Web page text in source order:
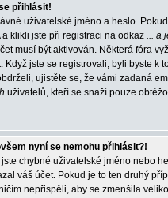
přihlásit!
uživatelské jméno a heslo.
klikli jste při registraci na odkaz ... a
musí být aktivován. Některá fóra
Když jste se registrovali, byli byste
ujistěte se, že vámi zadaná
uživatelů, kteří se snaží pouze
nyní se nemohu přihlásit?!
chybné uživatelské jméno nebo
váš účet. Pokud je to ten druhý
nepřispěli, aby se zmenšila